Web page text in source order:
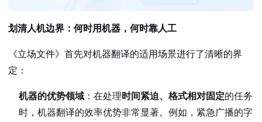
划清人机边界：何时用机器，何时靠人工
《立场文件》首先对机器翻译的适用场景进行了清晰的界
定：
机器的优势领域 ：在处理时间紧迫、格式相对固定的任务
时，机器翻译的效率优势非常显著。例如，紧急广播的字